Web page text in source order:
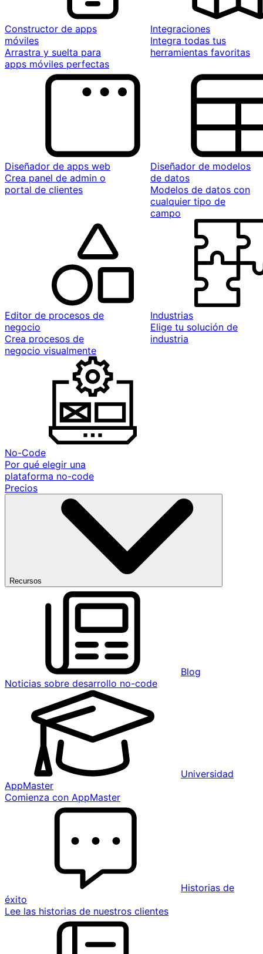
Constructor de apps
móviles
Arrastra y suelta para
apps móviles perfectas
Integraciones
Integra todas tus
herramientas favoritas
Diseñador de apps web
Crea panel de admin o
portal de clientes
Diseñador de modelos
de datos
Modelos de datos con
cualquier tipo de
campo
Editor de procesos de
negocio
Crea procesos de
negocio visualmente
Industrias
Elige tu solución de
industria
No-Code
Por qué elegir una
plataforma no-code
Precios
Recursos
Blog
Noticias sobre desarrollo no-code
Universidad
AppMaster
Comienza con AppMaster
Historias de
éxito
Lee las historias de nuestros clientes